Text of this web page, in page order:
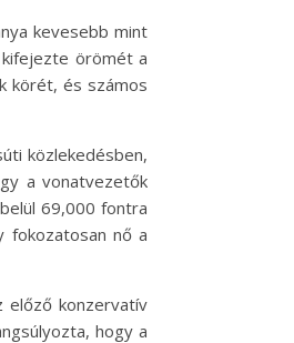
kevesebb mint
örömét a
körét, és számos
közlekedésben,
a vonatvezetők
69,000 fontra
fokozatosan nő a
előző konzervatív
hogy a